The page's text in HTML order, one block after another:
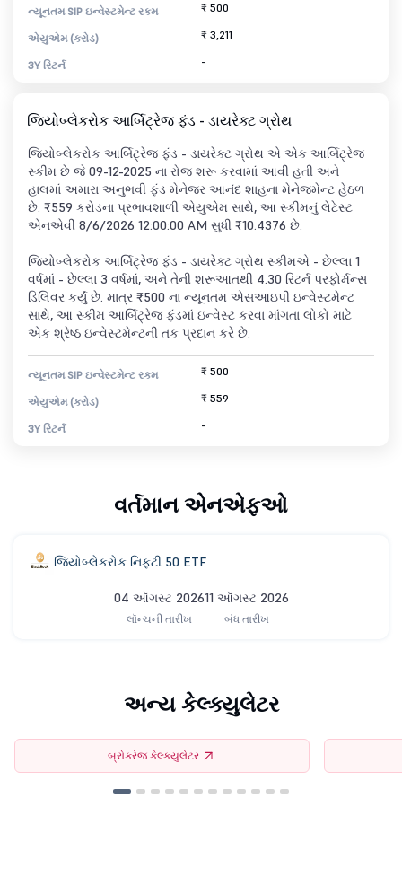
ન્યૂનતમ SIP ઇન્વેસ્ટમેન્ટ રકમ ₹ 500
એયુએમ (કરોડ) ₹ 3,211
3Y રિટર્ન -
જિયોબ્લેકરોક આર્બિટ્રેજ ફંડ - ડાયરેક્ટ ગ્રોથ
જિયોબ્લેકરોક આર્બિટ્રેજ ફંડ - ડાયરેક્ટ ગ્રોથ એ એક આર્બિટ્રેજ
સ્કીમ છે જે 09-12-2025 ના રોજ શરૂ કરવામાં આવી હતી અને
હાલમાં અમારા અનુભવી ફંડ મેનેજર આનંદ શાહના મેનેજમેન્ટ હેઠળ
છે. ₹559 કરોડના પ્રભાવશાળી એયુએમ સાથે, આ સ્કીમનું લેટેસ્ટ
એનએવી 8/6/2026 12:00:00 AM સુધી ₹10.4376 છે.
જિયોબ્લેકરોક આર્બિટ્રેજ ફંડ - ડાયરેક્ટ ગ્રોથ સ્કીમએ - છેલ્લા 1
વર્ષમાં - છેલ્લા 3 વર્ષમાં, અને તેની શરૂઆતથી 4.30 રિટર્ન પરફોર્મન્સ
ડિલિવર કર્યું છે. માત્ર ₹500 ના ન્યૂનતમ એસઆઇપી ઇન્વેસ્ટમેન્ટ
સાથે, આ સ્કીમ આર્બિટ્રેજ ફંડમાં ઇન્વેસ્ટ કરવા માંગતા લોકો માટે
એક શ્રેષ્ઠ ઇન્વેસ્ટમેન્ટની તક પ્રદાન કરે છે.
ન્યૂનતમ SIP ઇન્વેસ્ટમેન્ટ રકમ ₹ 500
એયુએમ (કરોડ) ₹ 559
3Y રિટર્ન -
વર્તમાન એનએફઓ
જિયોબ્લેકરોક નિફ્ટી 50 ETF
04 ઑગસ્ટ 2026
લૉન્ચની તારીખ
11 ઑગસ્ટ 2026
બંધ તારીખ
અન્ય કેલ્ક્યુલેટર
બ્રોકરેજ કેલ્ક્યુલેટર